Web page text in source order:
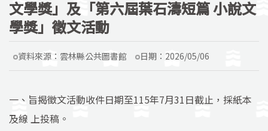
文學獎」及「第六屆葉石濤短篇 小說文
學獎」徵文活動
資料來源： 雲林縣公共圖書館 日期： 2026/05/06
一、旨揭徵文活動收件日期至115年7月31日截止，採紙本
及線 上投稿。